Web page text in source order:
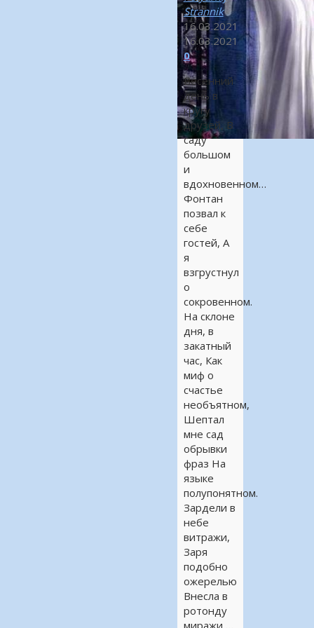
Strannik
16.03.2021
16.03.2021
0
Весенний
день в
кругу
друзей, В
саду
большом
и
вдохновенном…
Фонтан
позвал к
себе
гостей, А
я
взгрустнул
о
сокровенном.
На склоне
дня, в
закатный
час, Как
миф о
счастье
необъятном,
Шептал
мне сад
обрывки
фраз На
языке
полупонятном.
Зардели в
небе
витражи,
Заря
подобно
ожерелью
Внесла в
ротонду
миражи …